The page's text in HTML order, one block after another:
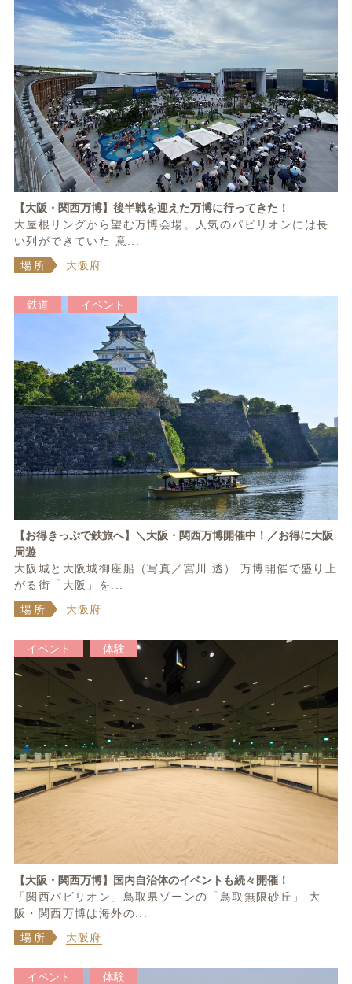
【大阪・関西万博】後半戦を迎えた万博に行ってきた！
大屋根リングから望む万博会場。人気のパビリオンには長
い列ができていた 意...
場所
大阪府
鉄道 イベント
【お得きっぷで鉄旅へ】＼大阪・関西万博開催中！／お得に大阪
周遊
大阪城と大阪城御座船（写真／宮川 透） 万博開催で盛り上
がる街「大阪」を...
場所
大阪府
イベント 体験
【大阪・関西万博】国内自治体のイベントも続々開催！
「関西パビリオン」鳥取県ゾーンの「鳥取無限砂丘」 大
阪・関西万博は海外の...
場所
大阪府
イベント 体験